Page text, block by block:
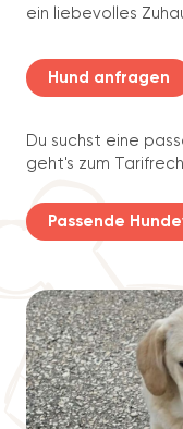
ein liebevolles
Hund anfragen
Du suchst eine
geht's zum
Passende